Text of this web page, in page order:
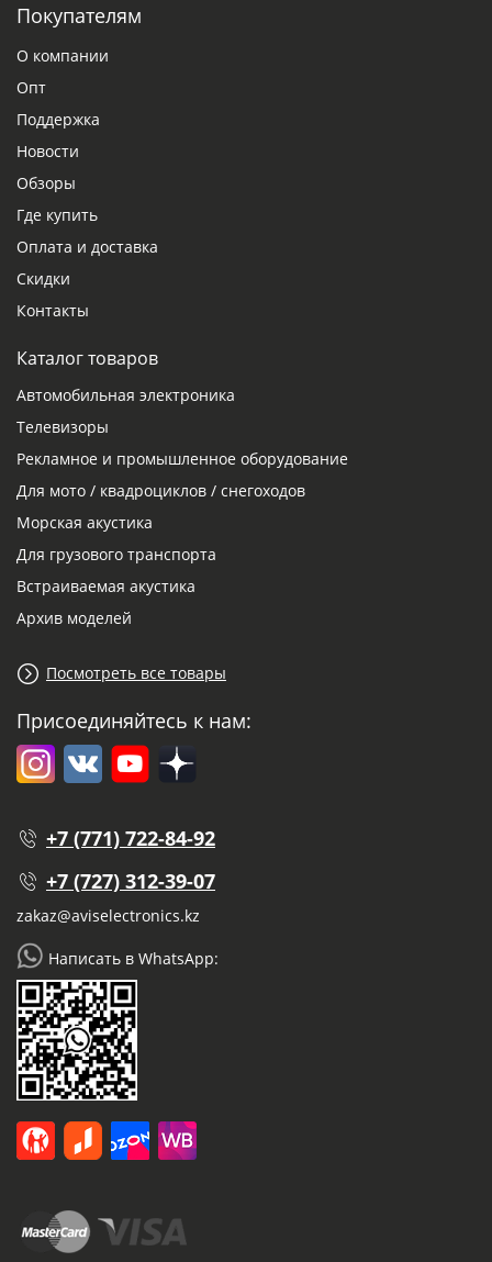
Покупателям
О компании
Опт
Поддержка
Новости
Обзоры
Где купить
Оплата и доставка
Скидки
Контакты
Каталог товаров
Автомобильная электроника
Телевизоры
Рекламное и промышленное оборудование
Для мото / квадроциклов / снегоходов
Морская акустика
Для грузового транспорта
Встраиваемая акустика
Архив моделей
Посмотреть все товары
Присоединяйтесь к нам:
+7 (771) 722-84-92
+7 (727) 312-39-07
zakaz@aviselectronics.kz
Написать в WhatsApp: